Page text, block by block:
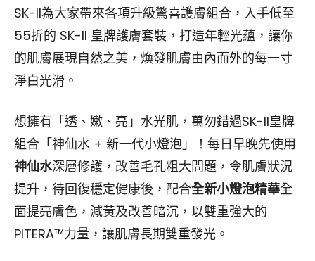
SK-II為大家帶來各項升級驚喜護膚組合，入手低至
55折的 SK-II 皇牌護膚套裝，打造年輕光蘊，讓你
的肌膚展現自然之美，煥發肌膚由內而外的每一寸
淨白光滑。
想擁有「透、嫩、亮」水光肌，萬勿錯過SK-II皇牌
組合「神仙水 + 新一代小燈泡」！每日早晚先使用
神仙水深層修護，改善毛孔粗大問題，令肌膚狀況
提升，待回復穩定健康後，配合全新小燈泡精華全
面提亮膚色，減黃及改善暗沉，以雙重強大的
PITERA™力量，讓肌膚長期雙重發光。